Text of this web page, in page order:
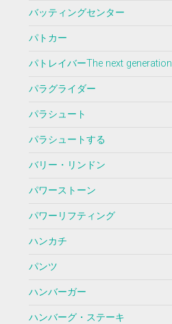
バッティングセンター
パトカー
パトレイバーThe next generation
パラグライダー
パラシュート
パラシュートする
バリー・リンドン
パワーストーン
パワーリフティング
ハンカチ
パンツ
ハンバーガー
ハンバーグ・ステーキ